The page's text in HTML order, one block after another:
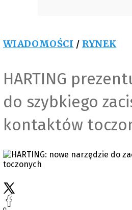
WIADOMOŚCI / RYNEK
HARTING
do szybkiego
kontaktów